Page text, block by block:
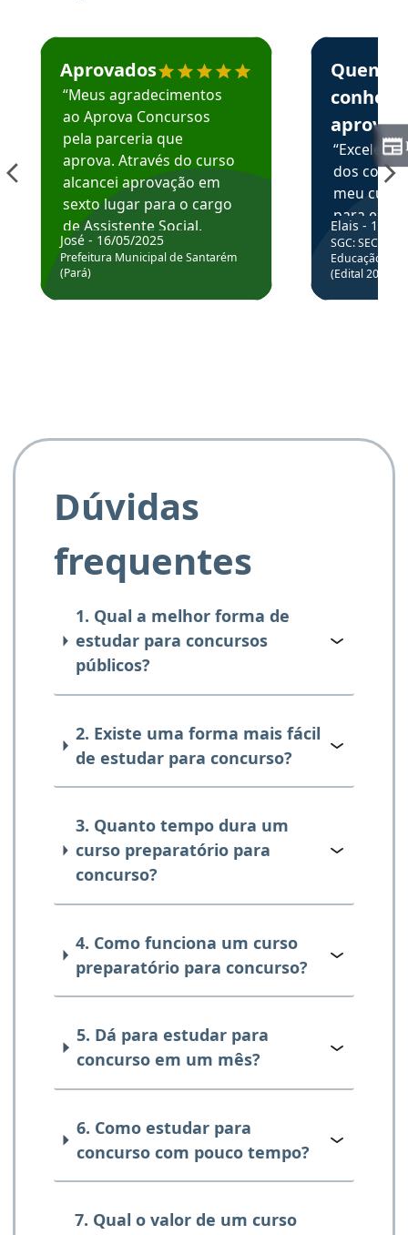
Estudante José recomenda o Aprova Concursos em
Aprovados
“Meus agradecimentos
ao Aprova Concursos
pela parceria que
aprova. Através do curso
alcancei aprovação em
sexto lugar para o cargo
de Assistente Social.
Hoje estou atuando na
Prefeitura de Santarém.
José - 16/05/2025
Prefeitura Municipal de Santarém
(Pará)
Estudante
Quem
aprova
dos
meu
para
colocar
através
de
Elais - 15/
SGC: SEC BA
Educação
(Edital
Dúvidas
frequentes
1. Qual a melhor forma de
estudar para concursos
públicos?
2. Existe uma forma mais fácil
de estudar para concurso?
3. Quanto tempo dura um
curso preparatório para
concurso?
4. Como funciona um curso
preparatório para concurso?
5. Dá para estudar para
concurso em um mês?
6. Como estudar para
concurso com pouco tempo?
7. Qual o valor de um curso